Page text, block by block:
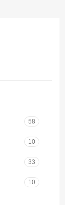
58
10
33
10